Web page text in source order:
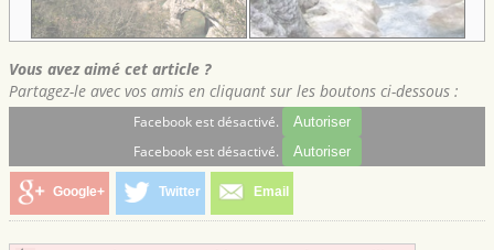
Vous avez aimé cet article ?
Partagez-le avec vos amis en cliquant sur les boutons ci-dessous :
Facebook est désactivé. Autoriser
Facebook est désactivé. Autoriser
Google+ Twitter Email